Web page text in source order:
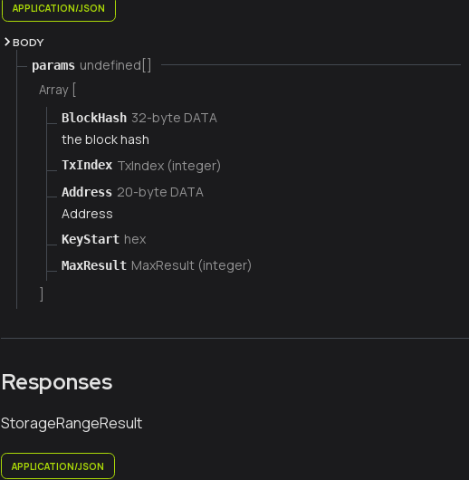
APPLICATION/JSON
BODY
params undefined[]
Array [
BlockHash 32-byte DATA
the block hash
TxIndex TxIndex (integer)
Address 20-byte DATA
Address
KeyStart hex
MaxResult MaxResult (integer)
Responses
StorageRangeResult
APPLICATION/JSON